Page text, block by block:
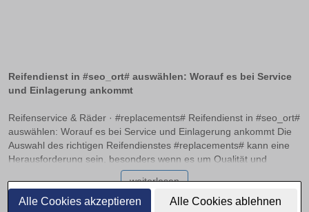
Alle Cookies akzeptieren Alle Cookies ablehnen
Reifendienst in #seo_ort# auswählen: Worauf es bei Service
und Einlagerung ankommt
Reifenservice & Räder · #replacements# Reifendienst in #seo_ort#
auswählen: Worauf es bei Service und Einlagerung ankommt Die
Auswahl des richtigen Reifendienstes #replacements# kann eine
Herausforderung sein, besonders wenn es um Qualität und
Zuverlässigkeit geht. Ein professioneller Service sollte nicht nur
beim Auswuchten und Montieren der Reifen Expertise bieten,
sondern auch optimale Bedingungen zur Einlagerung bereitstellen.
weiterlesen